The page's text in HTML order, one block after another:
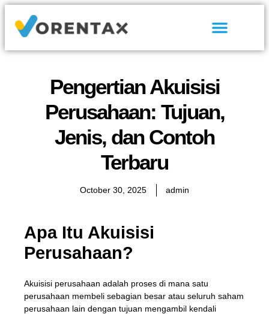
Pengertian Akuisisi
Perusahaan: Tujuan,
Jenis, dan Contoh
Terbaru
October 30, 2025 admin
Apa Itu Akuisisi
Perusahaan?
Akuisisi perusahaan adalah proses di mana satu
perusahaan membeli sebagian besar atau seluruh saham
perusahaan lain dengan tujuan mengambil kendali